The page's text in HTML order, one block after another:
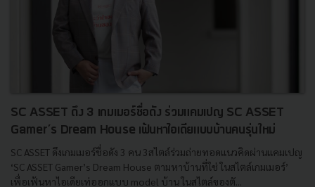
SC ASSET ดึง 3 เกมเมอร์ชื่อดัง ร่วมแคมเปญ SC ASSET
Gamer’s Dream House เฟ้นหาไอเดียแบบบ้านคนรุ่นใหม่
SC ASSET ดึงเกมเมอร์ชื่อดัง 3 คน 3สไตล์ร่วมถ่ายทอดแนวคิดผ่านแคมเปญ
‘SC ASSET Gamer’s Dream House ตามหาบ้านที่ใช่ ในสไตล์เกมเมอร์’
เพื่อเฟ้นหาไอเดียเท่ออกแบบ model บ้าน ในสไตล์ของตั...